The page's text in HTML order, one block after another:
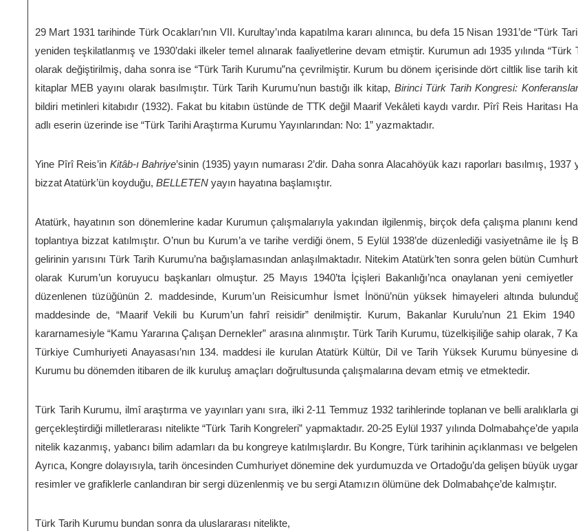
29 Mart 1931 tarihinde Türk Ocakları’nın VII. Kurultay’ında kapatılma kararı alınınca, bu defa 15 Nisan 1931’de “Türk
yeniden teşkilatlanmış ve 1930’daki ilkeler temel alınarak faaliyetlerine devam etmiştir. Kurumun adı 1935 yılında “Türk
olarak değiştirilmiş, daha sonra ise “Türk Tarih Kurumu”na çevrilmiştir. Kurum bu dönem içerisinde dört ciltlik lise tarih
kitaplar MEB yayını olarak basılmıştır. Türk Tarih Kurumu’nun bastığı ilk kitap, Birinci Türk Tarih Kongresi:
bildiri metinleri kitabıdır (1932). Fakat bu kitabın üstünde de TTK değil Maarif Vekâleti kaydı vardır. Pîrî Reis Haritası
adlı eserin üzerinde ise “Türk Tarihi Araştırma Kurumu Yayınlarından: No: 1” yazmaktadır.
Yine Pîrî Reis’in Kitâb-ı Bahriye’sinin (1935) yayın numarası 2’dir. Daha sonra Alacahöyük kazı raporları basılmış, 1937
bizzat Atatürk’ün koyduğu, BELLETEN yayın hayatına başlamıştır.
Atatürk, hayatının son dönemlerine kadar Kurumun çalışmalarıyla yakından ilgilenmiş, birçok defa çalışma planını
toplantıya bizzat katılmıştır. O’nun bu Kurum’a ve tarihe verdiği önem, 5 Eylül 1938’de düzenlediği vasiyetnâme ile İş
gelirinin yarısını Türk Tarih Kurumu’na bağışlamasından anlaşılmaktadır. Nitekim Atatürk’ten sonra gelen bütün
olarak Kurum’un koruyucu başkanları olmuştur. 25 Mayıs 1940’ta İçişleri Bakanlığı’nca onaylanan yeni
düzenlenen tüzüğünün 2. maddesinde, Kurum’un Reisicumhur İsmet İnönü’nün yüksek himayeleri altında
maddesinde de, “Maarif Vekili bu Kurum’un fahrî reisidir” denilmiştir. Kurum, Bakanlar Kurulu’nun 21 Ekim
kararnamesiyle “Kamu Yararına Çalışan Dernekler” arasına alınmıştır. Türk Tarih Kurumu, tüzelkişiliğe sahip olarak, 7
Türkiye Cumhuriyeti Anayasası’nın 134. maddesi ile kurulan Atatürk Kültür, Dil ve Tarih Yüksek Kurumu bünyesine
Kurumu bu dönemden itibaren de ilk kuruluş amaçları doğrultusunda çalışmalarına devam etmiş ve etmektedir.
Türk Tarih Kurumu, ilmî araştırma ve yayınları yanı sıra, ilki 2-11 Temmuz 1932 tarihlerinde toplanan ve belli aralıklarla
gerçekleştirdiği milletlerarası nitelikte “Türk Tarih Kongreleri” yapmaktadır. 20-25 Eylül 1937 yılında Dolmabahçe’de
nitelik kazanmış, yabancı bilim adamları da bu kongreye katılmışlardır. Bu Kongre, Türk tarihinin açıklanması ve
Ayrıca, Kongre dolayısıyla, tarih öncesinden Cumhuriyet dönemine dek yurdumuzda ve Ortadoğu’da gelişen büyük
resimler ve grafiklerle canlandıran bir sergi düzenlenmiş ve bu sergi Atamızın ölümüne dek Dolmabahçe’de kalmıştır.
Türk Tarih Kurumu bundan sonra da uluslararası nitelikte,